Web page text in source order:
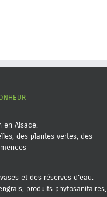
en Alsace.
des plantes vertes, des
et des réserves d'eau.
produits phytosanitaires,